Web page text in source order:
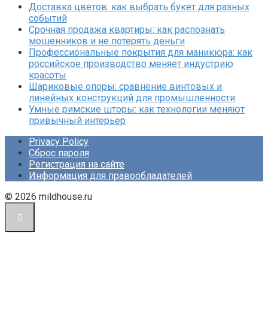
Доставка цветов: как выбрать букет для разных
событий
Срочная продажа квартиры: как распознать
мошенников и не потерять деньги
Профессиональные покрытия для маникюра: как
российское производство меняет индустрию
красоты
Шариковые опоры: сравнение винтовых и
линейных конструкций для промышленности
Умные римские шторы: как технологии меняют
привычный интерьер
Privacy Policy
Сброс пароля
Регистрация на сайте
Информация для правообладателей
© 2026 mildhouse.ru